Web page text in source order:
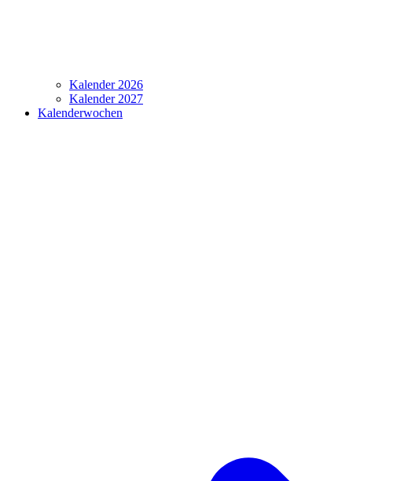
Kalender 2026
Kalender 2027
Kalenderwochen